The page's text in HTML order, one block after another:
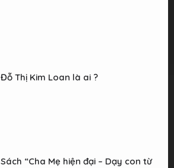
Đỗ Thị Kim Loan là ai ?
Sách “Cha Mẹ hiện đại – Dạy con từ